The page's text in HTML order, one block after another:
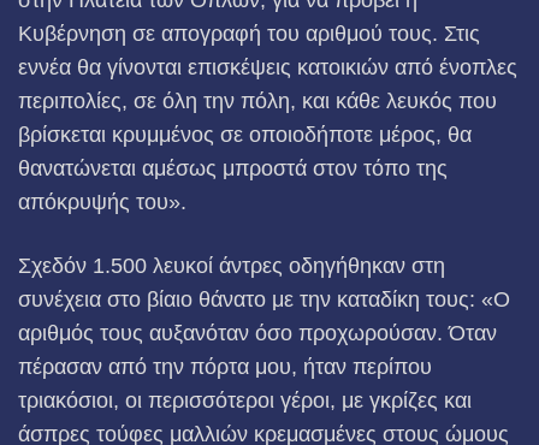
Κυβέρνηση σε απογραφή του αριθμού τους. Στις
εννέα θα γίνονται επισκέψεις κατοικιών από ένοπλες
περιπολίες, σε όλη την πόλη, και κάθε λευκός που
βρίσκεται κρυμμένος σε οποιοδήποτε μέρος, θα
θανατώνεται αμέσως μπροστά στον τόπο της
απόκρυψής του».
Σχεδόν 1.500 λευκοί άντρες οδηγήθηκαν στη
συνέχεια στο βίαιο θάνατο με την καταδίκη τους: «Ο
αριθμός τους αυξανόταν όσο προχωρούσαν. Όταν
πέρασαν από την πόρτα μου, ήταν περίπου
τριακόσιοι, οι περισσότεροι γέροι, με γκρίζες και
άσπρες τούφες μαλλιών κρεμασμένες στους ώμους